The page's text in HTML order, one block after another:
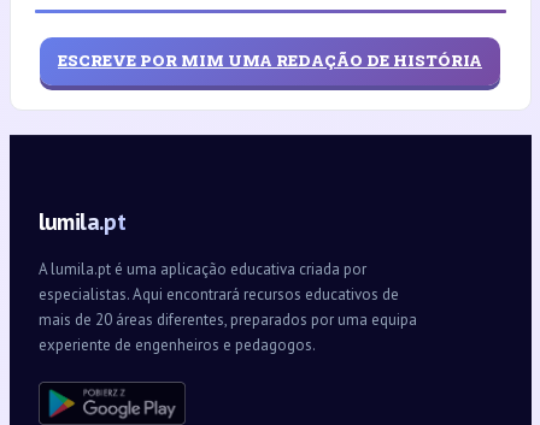
ESCREVE POR MIM UMA REDAÇÃO DE HISTÓRIA
lumila.pt
A lumila.pt é uma aplicação educativa criada por
especialistas. Aqui encontrará recursos educativos de
mais de 20 áreas diferentes, preparados por uma equipa
experiente de engenheiros e pedagogos.